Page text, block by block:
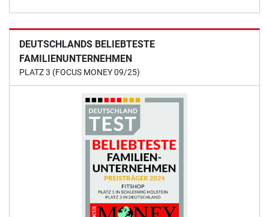
DEUTSCHLANDS BELIEBTESTE
FAMILIENUNTERNEHMEN
PLATZ 3 (FOCUS MONEY 09/25)